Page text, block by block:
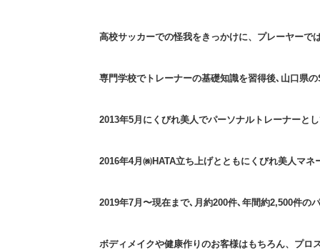
高校サッカーでの怪我をきっかけに、プレーヤーで
専門学校でトレーナーの基礎知識を習得後､山口県
2013年5月にくびれ美人でパーソナルトレーナーと
2016年4月㈱HATA立ち上げとともにくびれ美人マ
2019年7月〜現在まで､月約200件､年間約2,500件の
ボディメイクや健康作りのお客様はもちろん、プロ